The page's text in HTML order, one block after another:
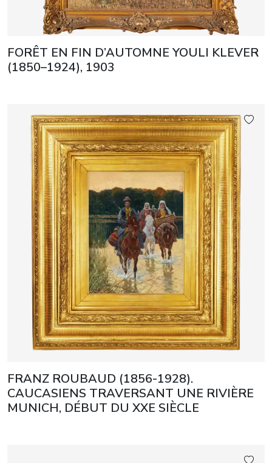
FORÊT EN FIN D’AUTOMNE YOULI KLEVER
(1850–1924), 1903
FRANZ ROUBAUD (1856-1928).
CAUCASIENS TRAVERSANT UNE RIVIÈRE
MUNICH, DÉBUT DU XXE SIÈCLE